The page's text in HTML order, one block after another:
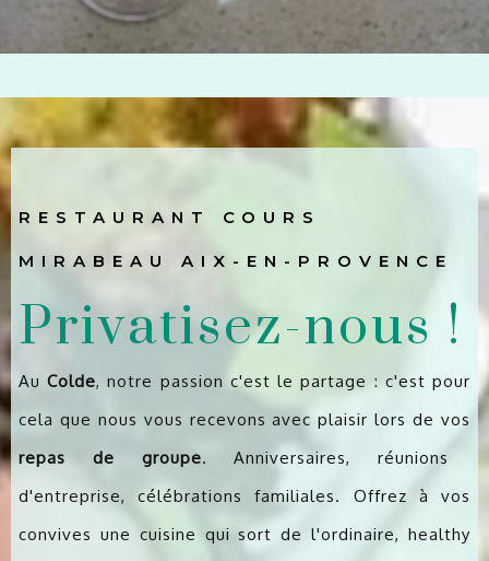
RESTAURANT COURS
MIRABEAU AIX-EN-PROVENCE
Privatisez-nous !
AuColde, notre passion c'est le partage : c'est pour
cela que nous vous recevons avec plaisir lors de vos
repas de groupe. Anniversaires, réunions
d'entreprise, célébrations familiales. Offrez à vos
convives une cuisine qui sort de l'ordinaire, healthy